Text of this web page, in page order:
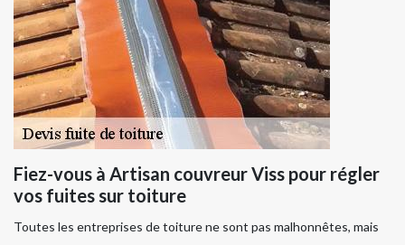
Fiez-vous à Artisan couvreur Viss pour régler
vos fuites sur toiture
Toutes les entreprises de toiture ne sont pas malhonnêtes, mais